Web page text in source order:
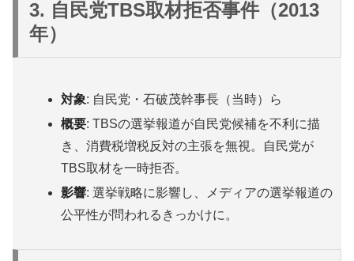
3. 自民党TBS取材拒否事件（2013
年）
対象: 自民党・石破茂幹事長（当時）ら
概要: TBSの選挙報道が自民党候補を不利に描
き、消費税増税反対の主張を無視。自民党が
TBS取材を一時拒否。
影響: 選挙戦略に影響し、メディアの選挙報道の
公平性が問われるきっかけに。